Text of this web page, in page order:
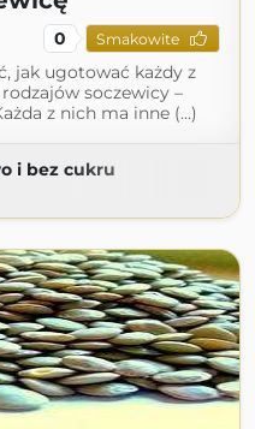
0 Smakowite
jak ugotować każdy z
soczewicy –
z nich ma inne (...)
i bez cukru